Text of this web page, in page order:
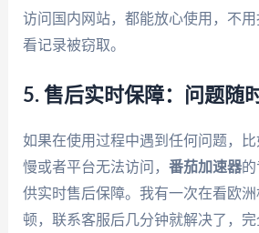
访问国内网站，都能放心使用，不
看记录被窃取。
5. 售后实时保障：问题随
如果在使用过程中遇到任何问题，
慢或者平台无法访问， 番茄加速器的
供实时售后保障。我有一次在看欧
顿，联系客服后几分钟就解决了，完